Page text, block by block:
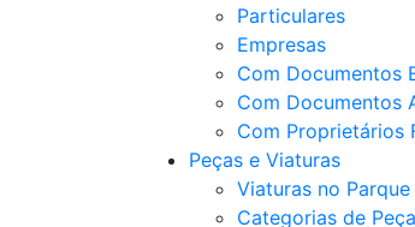
Particulares
Empresas
Com Documentos
Com Documentos
Com Proprietários
Peças e Viaturas
Viaturas no
Categorias de